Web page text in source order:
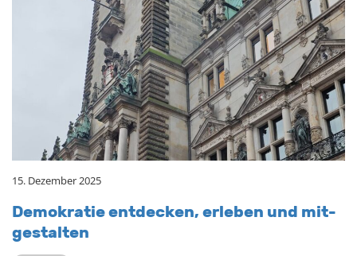
15. Dezember 2025
De­mo­kra­tie ent­de­cken, er­le­ben und mit­
ge­stal­ten